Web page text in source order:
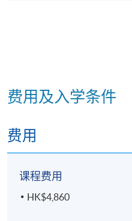
费用及入学条件
费用
课程费用
HK$4,860